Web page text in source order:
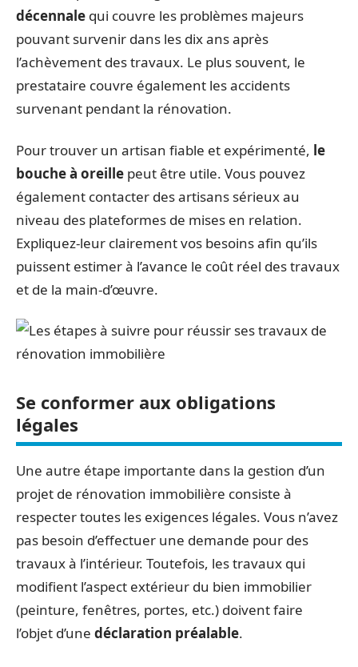
décennale qui couvre les problèmes majeurs
pouvant survenir dans les dix ans après
l’achèvement des travaux. Le plus souvent, le
prestataire couvre également les accidents
survenant pendant la rénovation.
Pour trouver un artisan fiable et expérimenté, le
bouche à oreille peut être utile. Vous pouvez
également contacter des artisans sérieux au
niveau des plateformes de mises en relation.
Expliquez-leur clairement vos besoins afin qu’ils
puissent estimer à l’avance le coût réel des travaux
et de la main-d’œuvre.
Se conformer aux obligations
légales
Une autre étape importante dans la gestion d’un
projet de rénovation immobilière consiste à
respecter toutes les exigences légales. Vous n’avez
pas besoin d’effectuer une demande pour des
travaux à l’intérieur. Toutefois, les travaux qui
modifient l’aspect extérieur du bien immobilier
(peinture, fenêtres, portes, etc.) doivent faire
l’objet d’une déclaration préalable.